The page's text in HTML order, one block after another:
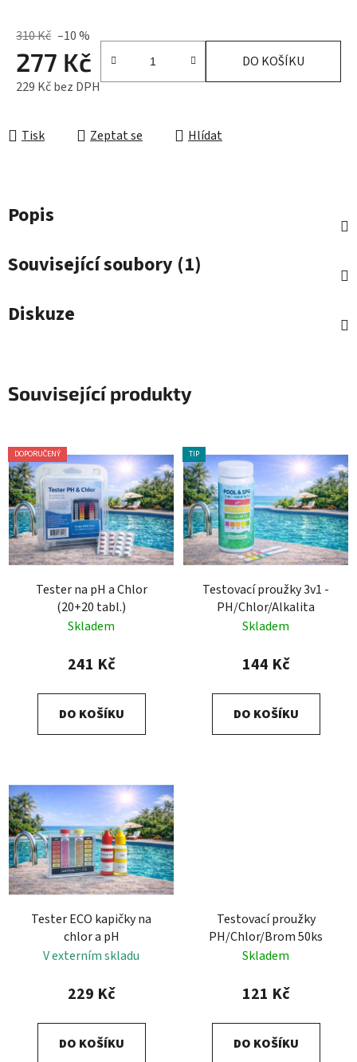
310 Kč –10 %
277 Kč
229 Kč bez DPH
DO KOŠÍKU
Tisk Zeptat se Hlídat
Popis
Související soubory (1)
Diskuze
Související produkty
DOPORUČENÝ
Tester na pH a Chlor
(20+20 tabl.)
Skladem
241 Kč
DO KOŠÍKU
TIP
Testovací proužky 3v1 -
PH/Chlor/Alkalita
Skladem
144 Kč
DO KOŠÍKU
Tester ECO kapičky na
chlor a pH
V externím skladu
229 Kč
DO KOŠÍKU
Testovací proužky
PH/Chlor/Brom 50ks
Skladem
121 Kč
DO KOŠÍKU